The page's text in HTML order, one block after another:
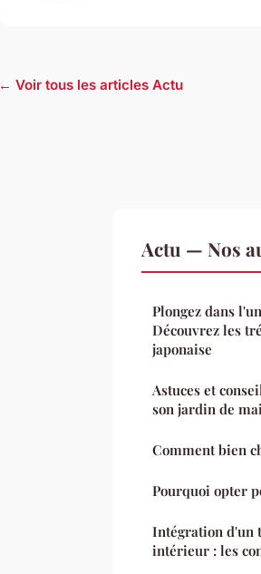
← Voir tous les articles Actu
Actu — Nos
Plongez dans
Découvrez les
japonaise
Astuces et
son jardin de
Comment bien
Pourquoi opter
Intégration d'un
intérieur : les